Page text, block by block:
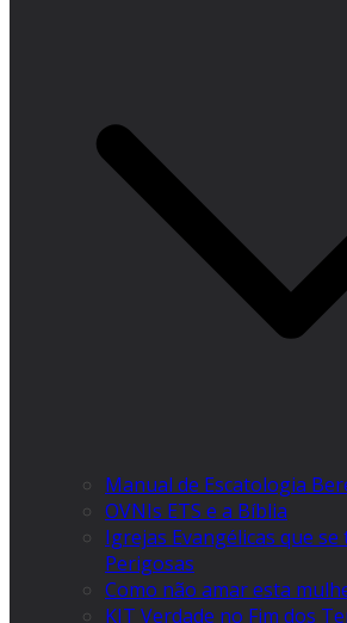
Manual de Escatologia
OVNIs ETS e a Bíblia
Igrejas Evangélicas que
Perigosas
Como não amar esta
KIT Verdade no Fim dos